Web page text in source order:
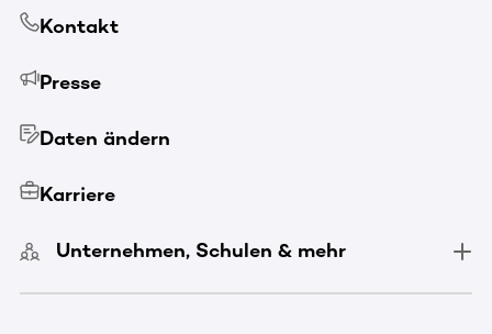
Kontakt
Presse
Daten ändern
Karriere
Unternehmen, Schulen & mehr